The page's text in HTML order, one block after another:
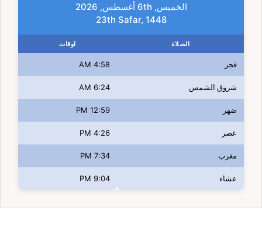
الخميس, 6th أغسطس, 2026
23th Safar, 1448
الصلاة اوقات
فجر 4:58 AM
شروق الشمس 6:24 AM
ضهر 12:59 PM
عصر 4:26 PM
مغرب 7:34 PM
عشاء 9:04 PM